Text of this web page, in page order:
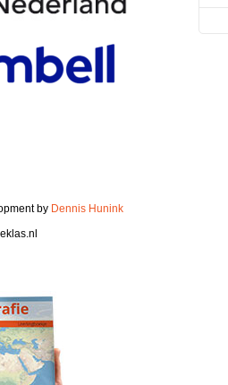
by Dennis Hunink